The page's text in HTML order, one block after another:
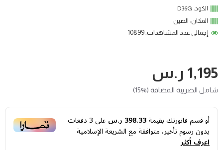
1,195 ر.س
شامل الضريبة المضافة (%15)
الكود: D36G
المكان: الصين
إجمالي عدد المشاهدات: 10899
أو قسم فاتورتك بقيمة398.33 ر.س على3دفعات
بدون رسوم تأخير، متوافقة مع الشريعة الإسلامية
اعرف أكثر